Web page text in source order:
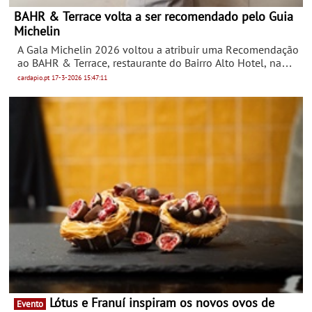
BAHR & Terrace volta a ser recomendado pelo Guia
Michelin
A Gala Michelin 2026 voltou a atribuir uma Recomendação
ao BAHR & Terrace, restaurante do Bairro Alto Hotel, na
cerimónia de prémios que teve lugar no Funchal, na
excelência do BAHR & Terrace e o seu reconhecimento
pela crítica gastronómica.
cardapio.pt 17-3-2026 15:47:11
Evento